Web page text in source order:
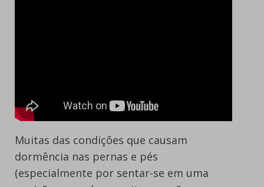
Muitas das condições que causam
dormência nas pernas e pés
(especialmente por sentar-se em uma